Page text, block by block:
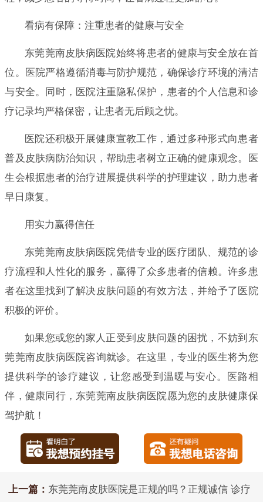
看病有保障：注重患者的健康与安全
东莞莞南皮肤病医院始终将患者的健康与安全放在首
位。医院严格遵循消毒与防护规范，确保诊疗环境的清洁
与安全。同时，医院注重隐私保护，患者的个人信息和诊
疗记录均严格保密，让患者无后顾之忧。
医院还积极开展健康宣教工作，通过多种形式向患者
普及皮肤病防治知识，帮助患者树立正确的健康观念。医
生会根据患者的治疗进展提供科学的护理建议，助力患者
早日康复。
用实力赢得信任
东莞莞南皮肤病医院凭借专业的医疗团队、规范的诊
疗流程和人性化的服务，赢得了众多患者的信赖。许多患
者在这里找到了解决皮肤问题的有效方法，并给予了医院
积极的评价。
如果您或您的家人正受到皮肤问题的困扰，不妨到东
莞莞南皮肤病医院咨询就诊。在这里，专业的医生将为您
提供科学的诊疗建议，让您感受到温暖与安心。医路相
伴，健康同行，东莞莞南皮肤病医院愿为您的皮肤健康保
驾护航！
上一篇： 东莞莞南皮肤医院是正规的吗？正规诚信 诊疗